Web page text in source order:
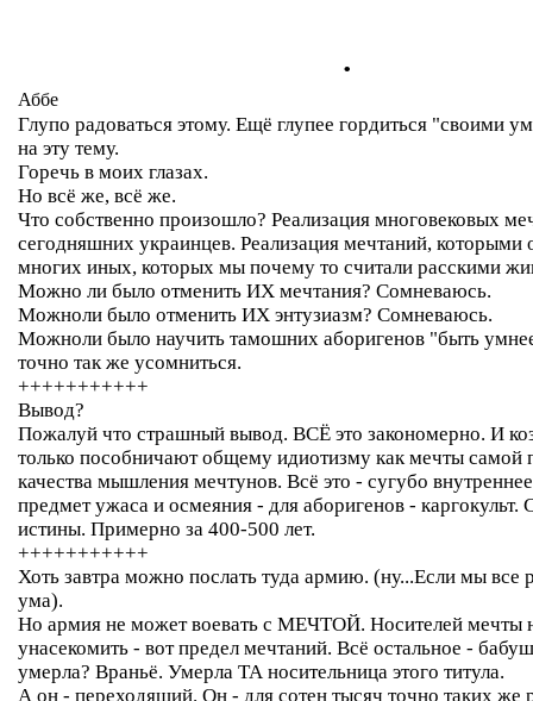
.
Аббе
Глупо радоваться этому. Ещё глупее гордиться "своими
на эту тему.
Горечь в моих глазах.
Но всё же, всё же.
Что собственно произошло? Реализация многовековых
сегодняшних украинцев. Реализация мечтаний, которыми
многих иных, которых мы почему то считали расскими
Можно ли было отменить ИХ мечтания? Сомневаюсь.
Можноли было отменить ИХ энтузиазм? Сомневаюсь.
Можноли было научить тамошних аборигенов "быть
точно так же усомниться.
+++++++++++
Вывод?
Пожалуй что страшный вывод. ВСЁ это закономерно. И
только пособничают общему идиотизму как мечты самой
качества мышления мечтунов. Всё это - сугубо
предмет ужаса и осмеяния - для аборигенов -
истины. Примерно за 400-500 лет.
+++++++++++
Хоть завтра можно послать туда армию. (ну...Если мы все
ума).
Но армия не может воевать с МЕЧТОЙ. Носителей мечты
унасекомить - вот предел мечтаний. Всё остальное -
умерла? Враньё. Умерла ТА носительница этого титула.
А он - переходящий. Он - для сотен тысяч точно таких же